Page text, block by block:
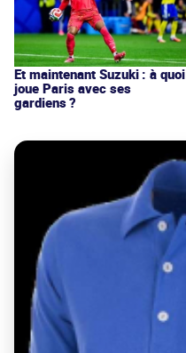
Et maintenant Suzuki : à quoi
joue Paris avec ses
gardiens ?